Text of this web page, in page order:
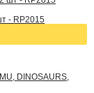
- RP2015